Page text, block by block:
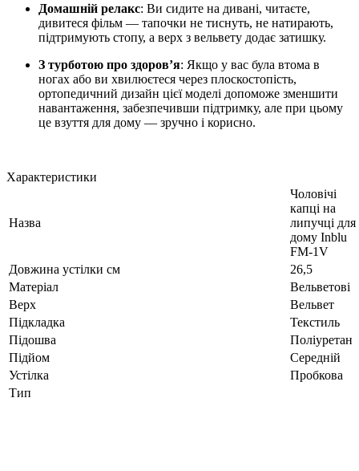
Домашній релакс: Ви сидите на дивані, читаєте,
дивитеся фільм — тапочки не тиснуть, не натирають,
підтримують стопу, а верх з вельвету додає затишку.
З турботою про здоров’я: Якщо у вас була втома в
ногах або ви хвилюєтеся через плоскостопість,
ортопедичний дизайн цієї моделі допоможе зменшити
навантаження, забезпечивши підтримку, але при цьому
це взуття для дому — зручно і корисно.
Характеристики
Назва
Чоловічі
капці на
липучці для
дому Inblu
FM-1V
Довжина устілки см
26,5
Матеріал
Вельветові
Верх
Вельвет
Підкладка
Текстиль
Підошва
Поліуретан
Підйом
Середній
Устілка
Пробкова
Тип